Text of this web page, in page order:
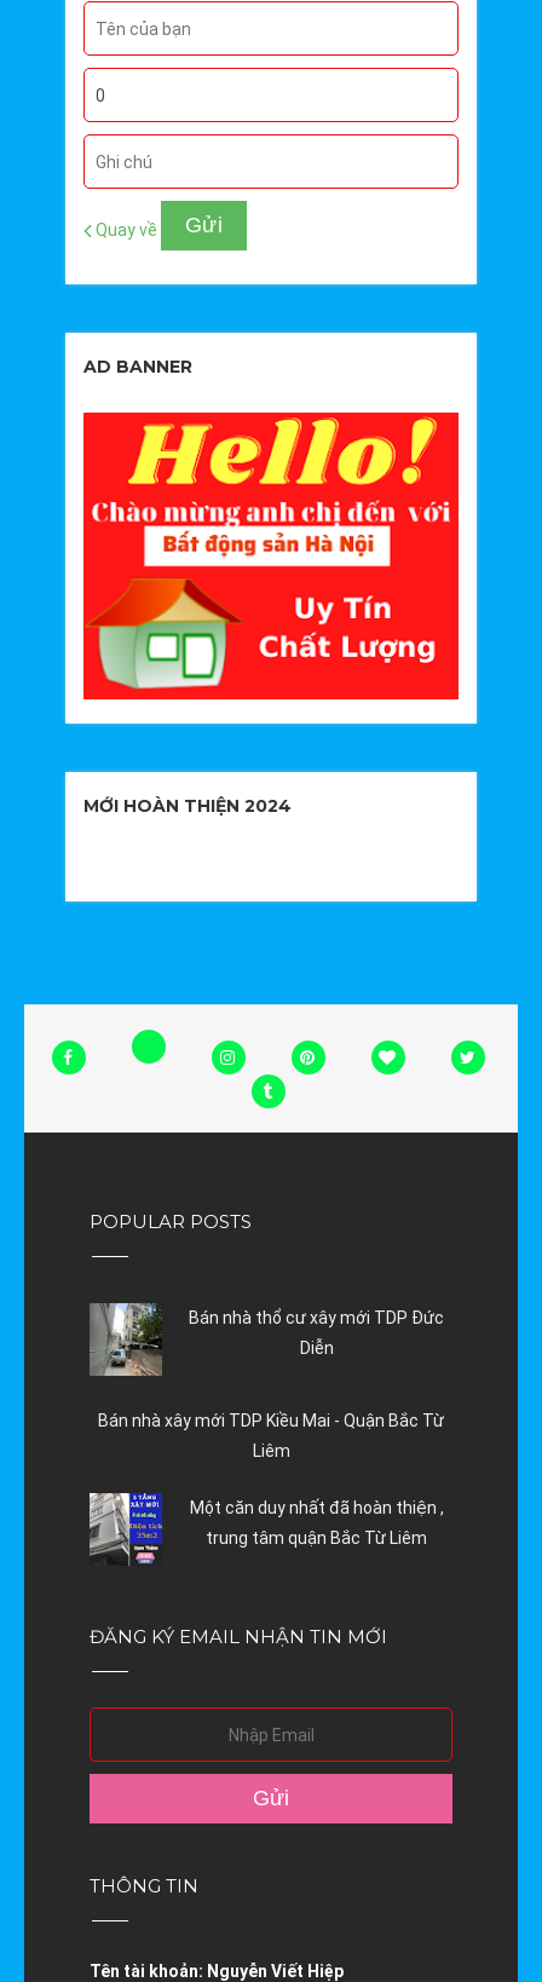
Quay về
AD BANNER
MỚI HOÀN THIỆN 2024
POPULAR POSTS
Bán nhà thổ cư xây mới TDP Đức
Diễn
Bán nhà xây mới TDP Kiều Mai - Quận Bắc Từ
Liêm
Một căn duy nhất đã hoàn thiện ,
trung tâm quận Bắc Từ Liêm
ĐĂNG KÝ EMAIL NHẬN TIN MỚI
THÔNG TIN
Tên tài khoản: Nguyễn Viết Hiệp